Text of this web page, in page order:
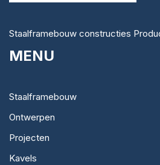
Staalframebouw constructies
MENU
Staalframebouw
Ontwerpen
Projecten
Kavels